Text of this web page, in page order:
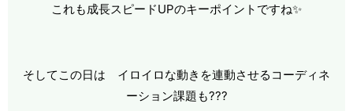
これも成長スピードUPのキーポイントですね✨
そしてこの日は イロイロな動きを連動させるコーディネ
ーション課題も???